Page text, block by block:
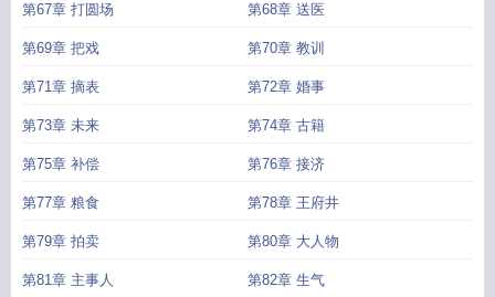
第67章 打圆场 第68章 送医
第69章 把戏 第70章 教训
第71章 摘表 第72章 婚事
第73章 未来 第74章 古籍
第75章 补偿 第76章 接济
第77章 粮食 第78章 王府井
第79章 拍卖 第80章 大人物
第81章 主事人 第82章 生气